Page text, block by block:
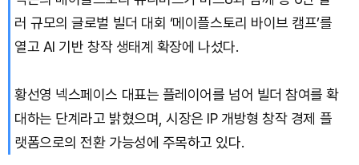
XRP (XRP) ₩1,466(-1.66%)
Solana (SOL)
Hyperliquid (HYPE) ₩79,287(-0.98%)
러 규모의 글로벌 빌더 대회 ‘메이플스토리 바이브 캠프’를
열고 AI 기반 창작 생태계 확장에 나섰다.
황선영 넥스페이스 대표는 플레이어를 넘어 빌더 참여를 확
대하는 단계라고 밝혔으며, 시장은 IP 개방형 창작 경제 플
랫폼으로의 전환 가능성에 주목하고 있다.